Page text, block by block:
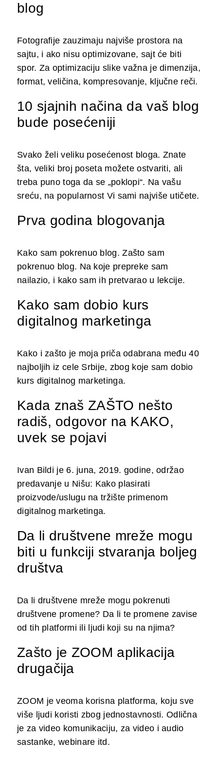
blog
Fotografije zauzimaju najviše prostora na
sajtu, i ako nisu optimizovane, sajt će biti
spor. Za optimizaciju slike važna je dimenzija,
format, veličina, kompresovanje, ključne reči.
10 sjajnih načina da vaš blog
bude posećeniji
Svako želi veliku posećenost bloga. Znate
šta, veliki broj poseta možete ostvariti, ali
treba puno toga da se „poklopi“. Na vašu
sreću, na popularnost Vi sami najviše utičete.
Prva godina blogovanja
Kako sam pokrenuo blog. Zašto sam
pokrenuo blog. Na koje prepreke sam
nailazio, i kako sam ih pretvarao u lekcije.
Kako sam dobio kurs
digitalnog marketinga
Kako i zašto je moja priča odabrana među 40
najboljih iz cele Srbije, zbog koje sam dobio
kurs digitalnog marketinga.
Kada znaš ZAŠTO nešto
radiš, odgovor na KAKO,
uvek se pojavi
Ivan Bildi je 6. juna, 2019. godine, održao
predavanje u Nišu: Kako plasirati
proizvode/uslugu na tržište primenom
digitalnog marketinga.
Da li društvene mreže mogu
biti u funkciji stvaranja boljeg
društva
Da li društvene mreže mogu pokrenuti
društvene promene? Da li te promene zavise
od tih platformi ili ljudi koji su na njima?
Zašto je ZOOM aplikacija
drugačija
ZOOM je veoma korisna platforma, koju sve
više ljudi koristi zbog jednostavnosti. Odlična
je za video komunikaciju, za video i audio
sastanke, webinare itd.